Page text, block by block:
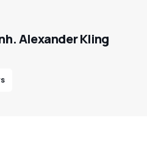
Alexander Kling